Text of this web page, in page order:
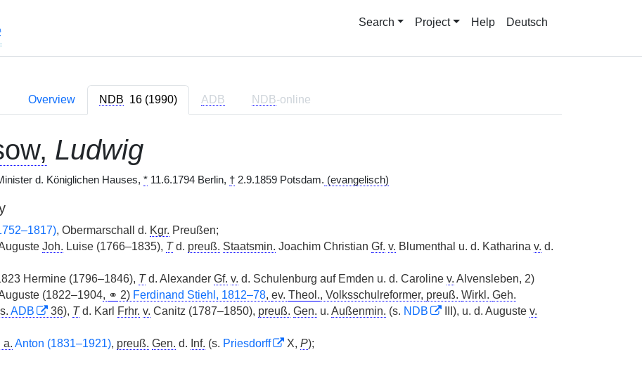
Search Project Help Deutsch
Overview NDB 16 (1990) ADB NDB-online
Ludwig
d. Königlichen Hauses, *11.6.1794 Berlin, †2.9.1859 Potsdam. (evangelisch)
, Obermarschall d. Kgr. Preußen;
Joh. Luise (1766–1835), Td. preuß. Staatsmin. Joachim Christian Gf. v. Blumenthal u. d. Katharina v. d.
Hermine (1796–1846), Td. Alexander Gf. v. d. Schulenburg auf Emden u. d. Caroline v. Alvensleben, 2)
(1822–1904, ⚭ 2) Ferdinand Stiehl, 1812–78, ev. Theol., Volksschulreformer, preuß. Wirkl. Geh.
ADB 36), Td. Karl Frhr. v. Canitz (1787–1850), preuß. Gen. u. Außenmin. (s. NDB III), u. d. Auguste v.
a. Anton (1831–1921), preuß. Gen. d. Inf. (s. Priesdorff X, P);